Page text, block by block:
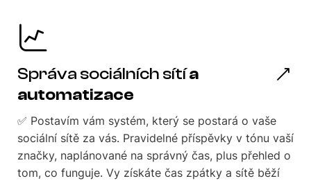
Správa sociálních sítía
automatizace
✅ Postavím vám systém, který se postará o vaše
sociální sítě za vás. Pravidelné příspěvky v tónu vaší
značky, naplánované na správný čas, plus přehled o
tom, co funguje. Vy získáte čas zpátky a sítě běží